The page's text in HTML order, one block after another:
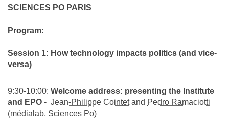
SCIENCES PO PARIS
Program:
Session 1: How technology impacts politics (and vice-
versa)
9:30-10:00: Welcome address: presenting the Institute
and EPO - Jean-Philippe Cointetand Pedro Ramaciotti
(médialab, Sciences Po)